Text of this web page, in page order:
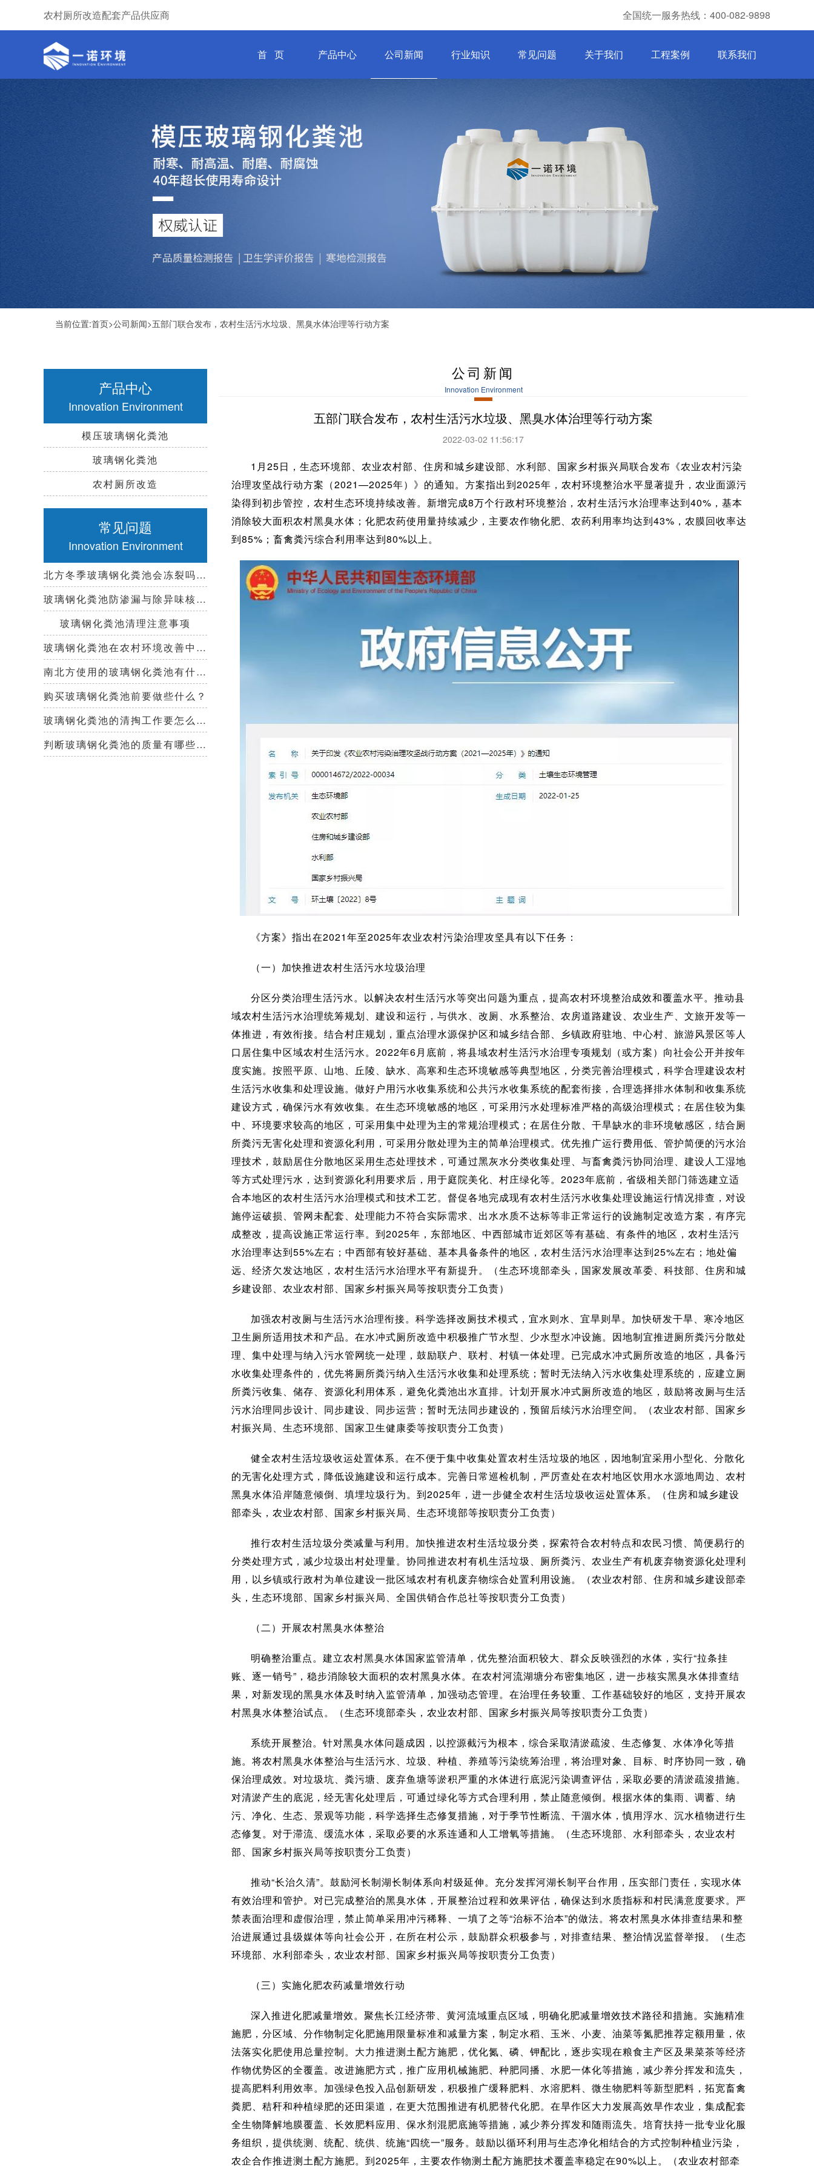
农村厕所改造配套产品供应商 全国统一服务热线：400-082-9898
首 页 产品中心 公司新闻 行业知识 常见问题 关于我们 工程案例 联系我们
当前位置:首页>公司新闻>五部门联合发布，农村生活污水垃圾、黑臭水体治理等行动方案
产品中心
Innovation Environment
模压玻璃钢化粪池
玻璃钢化粪池
农村厕所改造
常见问题
Innovation Environment
北方冬季玻璃钢化粪池会冻裂吗？需要保温措施吗？
玻璃钢化粪池防渗漏与除异味核心技术指南
玻璃钢化粪池清理注意事项
玻璃钢化粪池在农村环境改善中起到哪些作用？
南北方使用的玻璃钢化粪池有什么区别？
购买玻璃钢化粪池前要做些什么？
玻璃钢化粪池的清掏工作要怎么做？
判断玻璃钢化粪池的质量有哪些好办法？
公司新闻
Innovation Environment
五部门联合发布，农村生活污水垃圾、黑臭水体治理等行动方案
2022-03-02 11:56:17
1月25日，生态环境部、农业农村部、住房和城乡建设部、水利部、国家乡村振兴局联合发布《农业农村污染
治理攻坚战行动方案（2021—2025年）》的通知。方案指出到2025年，农村环境整治水平显著提升，农业面源污
染得到初步管控，农村生态环境持续改善。新增完成8万个行政村环境整治，农村生活污水治理率达到40%，基本
消除较大面积农村黑臭水体；化肥农药使用量持续减少，主要农作物化肥、农药利用率均达到43%，农膜回收率达
到85%；畜禽粪污综合利用率达到80%以上。
《方案》指出在2021年至2025年农业农村污染治理攻坚具有以下任务：
（一）加快推进农村生活污水垃圾治理
分区分类治理生活污水。以解决农村生活污水等突出问题为重点，提高农村环境整治成效和覆盖水平。推动县
域农村生活污水治理统筹规划、建设和运行，与供水、改厕、水系整治、农房道路建设、农业生产、文旅开发等一
体推进，有效衔接。结合村庄规划，重点治理水源保护区和城乡结合部、乡镇政府驻地、中心村、旅游风景区等人
口居住集中区域农村生活污水。2022年6月底前，将县域农村生活污水治理专项规划（或方案）向社会公开并按年
度实施。按照平原、山地、丘陵、缺水、高寒和生态环境敏感等典型地区，分类完善治理模式，科学合理建设农村
生活污水收集和处理设施。做好户用污水收集系统和公共污水收集系统的配套衔接，合理选择排水体制和收集系统
建设方式，确保污水有效收集。在生态环境敏感的地区，可采用污水处理标准严格的高级治理模式；在居住较为集
中、环境要求较高的地区，可采用集中处理为主的常规治理模式；在居住分散、干旱缺水的非环境敏感区，结合厕
所粪污无害化处理和资源化利用，可采用分散处理为主的简单治理模式。优先推广运行费用低、管护简便的污水治
理技术，鼓励居住分散地区采用生态处理技术，可通过黑灰水分类收集处理、与畜禽粪污协同治理、建设人工湿地
等方式处理污水，达到资源化利用要求后，用于庭院美化、村庄绿化等。2023年底前，省级相关部门筛选建立适
合本地区的农村生活污水治理模式和技术工艺。督促各地完成现有农村生活污水收集处理设施运行情况排查，对设
施停运破损、管网未配套、处理能力不符合实际需求、出水水质不达标等非正常运行的设施制定改造方案，有序完
成整改，提高设施正常运行率。到2025年，东部地区、中西部城市近郊区等有基础、有条件的地区，农村生活污
水治理率达到55%左右；中西部有较好基础、基本具备条件的地区，农村生活污水治理率达到25%左右；地处偏
远、经济欠发达地区，农村生活污水治理水平有新提升。（生态环境部牵头，国家发展改革委、科技部、住房和城
乡建设部、农业农村部、国家乡村振兴局等按职责分工负责）
加强农村改厕与生活污水治理衔接。科学选择改厕技术模式，宜水则水、宜旱则旱。加快研发干旱、寒冷地区
卫生厕所适用技术和产品。在水冲式厕所改造中积极推广节水型、少水型水冲设施。因地制宜推进厕所粪污分散处
理、集中处理与纳入污水管网统一处理，鼓励联户、联村、村镇一体处理。已完成水冲式厕所改造的地区，具备污
水收集处理条件的，优先将厕所粪污纳入生活污水收集和处理系统；暂时无法纳入污水收集处理系统的，应建立厕
所粪污收集、储存、资源化利用体系，避免化粪池出水直排。计划开展水冲式厕所改造的地区，鼓励将改厕与生活
污水治理同步设计、同步建设、同步运营；暂时无法同步建设的，预留后续污水治理空间。（农业农村部、国家乡
村振兴局、生态环境部、国家卫生健康委等按职责分工负责）
健全农村生活垃圾收运处置体系。在不便于集中收集处置农村生活垃圾的地区，因地制宜采用小型化、分散化
的无害化处理方式，降低设施建设和运行成本。完善日常巡检机制，严厉查处在农村地区饮用水水源地周边、农村
黑臭水体沿岸随意倾倒、填埋垃圾行为。到2025年，进一步健全农村生活垃圾收运处置体系。（住房和城乡建设
部牵头，农业农村部、国家乡村振兴局、生态环境部等按职责分工负责）
推行农村生活垃圾分类减量与利用。加快推进农村生活垃圾分类，探索符合农村特点和农民习惯、简便易行的
分类处理方式，减少垃圾出村处理量。协同推进农村有机生活垃圾、厕所粪污、农业生产有机废弃物资源化处理利
用，以乡镇或行政村为单位建设一批区域农村有机废弃物综合处置利用设施。（农业农村部、住房和城乡建设部牵
头，生态环境部、国家乡村振兴局、全国供销合作总社等按职责分工负责）
（二）开展农村黑臭水体整治
明确整治重点。建立农村黑臭水体国家监管清单，优先整治面积较大、群众反映强烈的水体，实行“拉条挂
账、逐一销号”，稳步消除较大面积的农村黑臭水体。在农村河流湖塘分布密集地区，进一步核实黑臭水体排查结
果，对新发现的黑臭水体及时纳入监管清单，加强动态管理。在治理任务较重、工作基础较好的地区，支持开展农
村黑臭水体整治试点。（生态环境部牵头，农业农村部、国家乡村振兴局等按职责分工负责）
系统开展整治。针对黑臭水体问题成因，以控源截污为根本，综合采取清淤疏浚、生态修复、水体净化等措
施。将农村黑臭水体整治与生活污水、垃圾、种植、养殖等污染统筹治理，将治理对象、目标、时序协同一致，确
保治理成效。对垃圾坑、粪污塘、废弃鱼塘等淤积严重的水体进行底泥污染调查评估，采取必要的清淤疏浚措施。
对清淤产生的底泥，经无害化处理后，可通过绿化等方式合理利用，禁止随意倾倒。根据水体的集雨、调蓄、纳
污、净化、生态、景观等功能，科学选择生态修复措施，对于季节性断流、干涸水体，慎用浮水、沉水植物进行生
态修复。对于滞流、缓流水体，采取必要的水系连通和人工增氧等措施。（生态环境部、水利部牵头，农业农村
部、国家乡村振兴局等按职责分工负责）
推动“长治久清”。鼓励河长制湖长制体系向村级延伸。充分发挥河湖长制平台作用，压实部门责任，实现水体
有效治理和管护。对已完成整治的黑臭水体，开展整治过程和效果评估，确保达到水质指标和村民满意度要求。严
禁表面治理和虚假治理，禁止简单采用冲污稀释、一填了之等“治标不治本”的做法。将农村黑臭水体排查结果和整
治进展通过县级媒体等向社会公开，在所在村公示，鼓励群众积极参与，对排查结果、整治情况监督举报。（生态
环境部、水利部牵头，农业农村部、国家乡村振兴局等按职责分工负责）
（三）实施化肥农药减量增效行动
深入推进化肥减量增效。聚焦长江经济带、黄河流域重点区域，明确化肥减量增效技术路径和措施。实施精准
施肥，分区域、分作物制定化肥施用限量标准和减量方案，制定水稻、玉米、小麦、油菜等氮肥推荐定额用量，依
法落实化肥使用总量控制。大力推进测土配方施肥，优化氮、磷、钾配比，逐步实现在粮食主产区及果菜茶等经济
作物优势区的全覆盖。改进施肥方式，推广应用机械施肥、种肥同播、水肥一体化等措施，减少养分挥发和流失，
提高肥料利用效率。加强绿色投入品创新研发，积极推广缓释肥料、水溶肥料、微生物肥料等新型肥料，拓宽畜禽
粪肥、秸秆和种植绿肥的还田渠道，在更大范围推进有机肥替代化肥。在旱作区大力发展高效旱作农业，集成配套
全生物降解地膜覆盖、长效肥料应用、保水剂混肥底施等措施，减少养分挥发和随雨流失。培育扶持一批专业化服
务组织，提供统测、统配、统供、统施“四统一”服务。鼓励以循环利用与生态净化相结合的方式控制种植业污染，
农企合作推进测土配方施肥。到2025年，主要农作物测土配方施肥技术覆盖率稳定在90%以上。（农业农村部牵